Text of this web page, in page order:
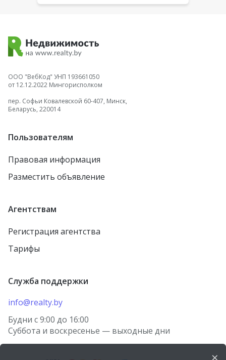
ООО "ВебКод" УНП 193661050
от 12.12.2022 Мингорисполком
пер. Софьи Ковалевской 60-407, Минск,
Беларусь, 220014
Пользователям
Правовая информация
Разместить объявление
Агентствам
Регистрация агентства
Тарифы
Служба поддержки
info@realty.by
Будни с 9:00 до 16:00
Суббота и воскресенье — выходные дни